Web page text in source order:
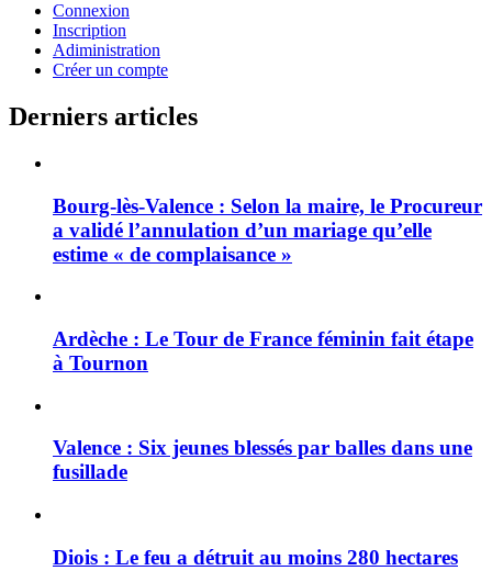
Connexion
Inscription
Adiministration
Créer un compte
Derniers articles
Bourg-lès-Valence : Selon la maire, le Procureur
a validé l’annulation d’un mariage qu’elle
estime « de complaisance »
Ardèche : Le Tour de France féminin fait étape
à Tournon
Valence : Six jeunes blessés par balles dans une
fusillade
Diois : Le feu a détruit au moins 280 hectares